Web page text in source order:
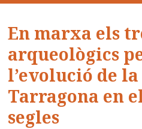
En marxa els
arqueològics
l’evolució de
Tarragona en
segles